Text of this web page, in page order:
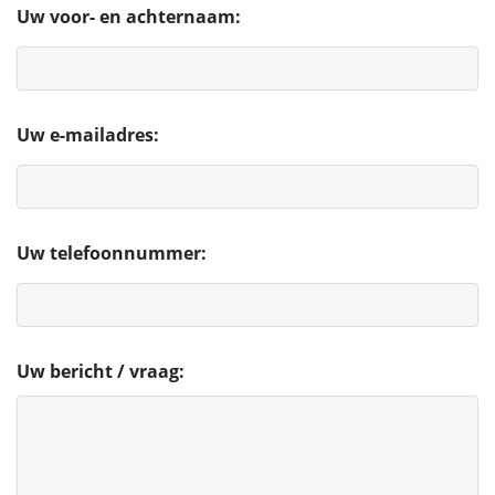
Uw voor- en achternaam:
Uw e-mailadres:
Uw telefoonnummer:
Uw bericht / vraag: